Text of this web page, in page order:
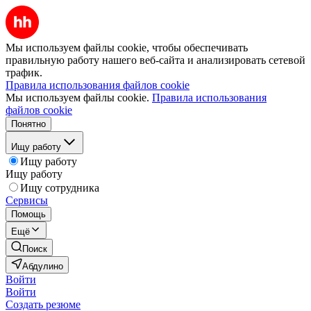
Мы используем файлы cookie, чтобы обеспечивать
правильную работу нашего веб-сайта и анализировать сетевой
трафик.
Правила использования файлов cookie
Мы используем файлы cookie. Правила использования
файлов cookie
Понятно
Ищу работу
Ищу работу
Ищу работу
Ищу сотрудника
Сервисы
Помощь
Ещё
Поиск
Абдулино
Войти
Войти
Создать резюме